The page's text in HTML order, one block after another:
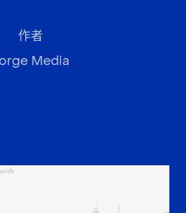
作者
Media